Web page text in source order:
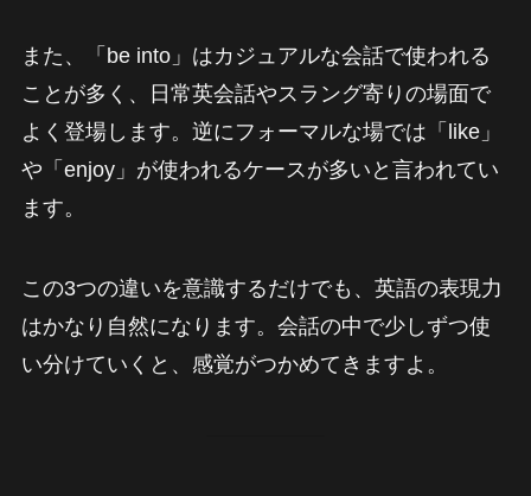
また、「be into」はカジュアルな会話で使われる
ことが多く、日常英会話やスラング寄りの場面で
よく登場します。逆にフォーマルな場では「like」
や「enjoy」が使われるケースが多いと言われてい
ます。
この3つの違いを意識するだけでも、英語の表現力
はかなり自然になります。会話の中で少しずつ使
い分けていくと、感覚がつかめてきますよ。